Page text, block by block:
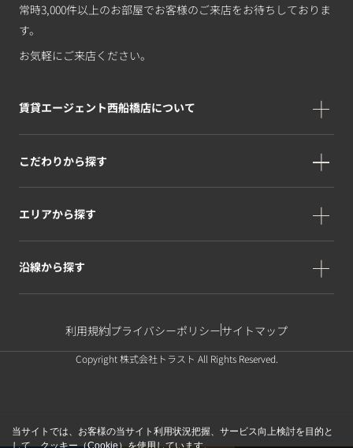
常時3,000件以上のお部屋でお客様のご来店をお待ちしておりま
す。
お気軽にご来店ください。
賃貸エージェント西船橋店について
こだわりから探す
エリアから探す
沿線から探す
利用規約プライバシーポリシーサイトマップ
Copyright 株式会社トラスト All Rights Reserved.
当サイトでは、お客様の当サイト利用状況把握、サービス向上検討を目的と
して、クッキー（Cookie）を使用しています。